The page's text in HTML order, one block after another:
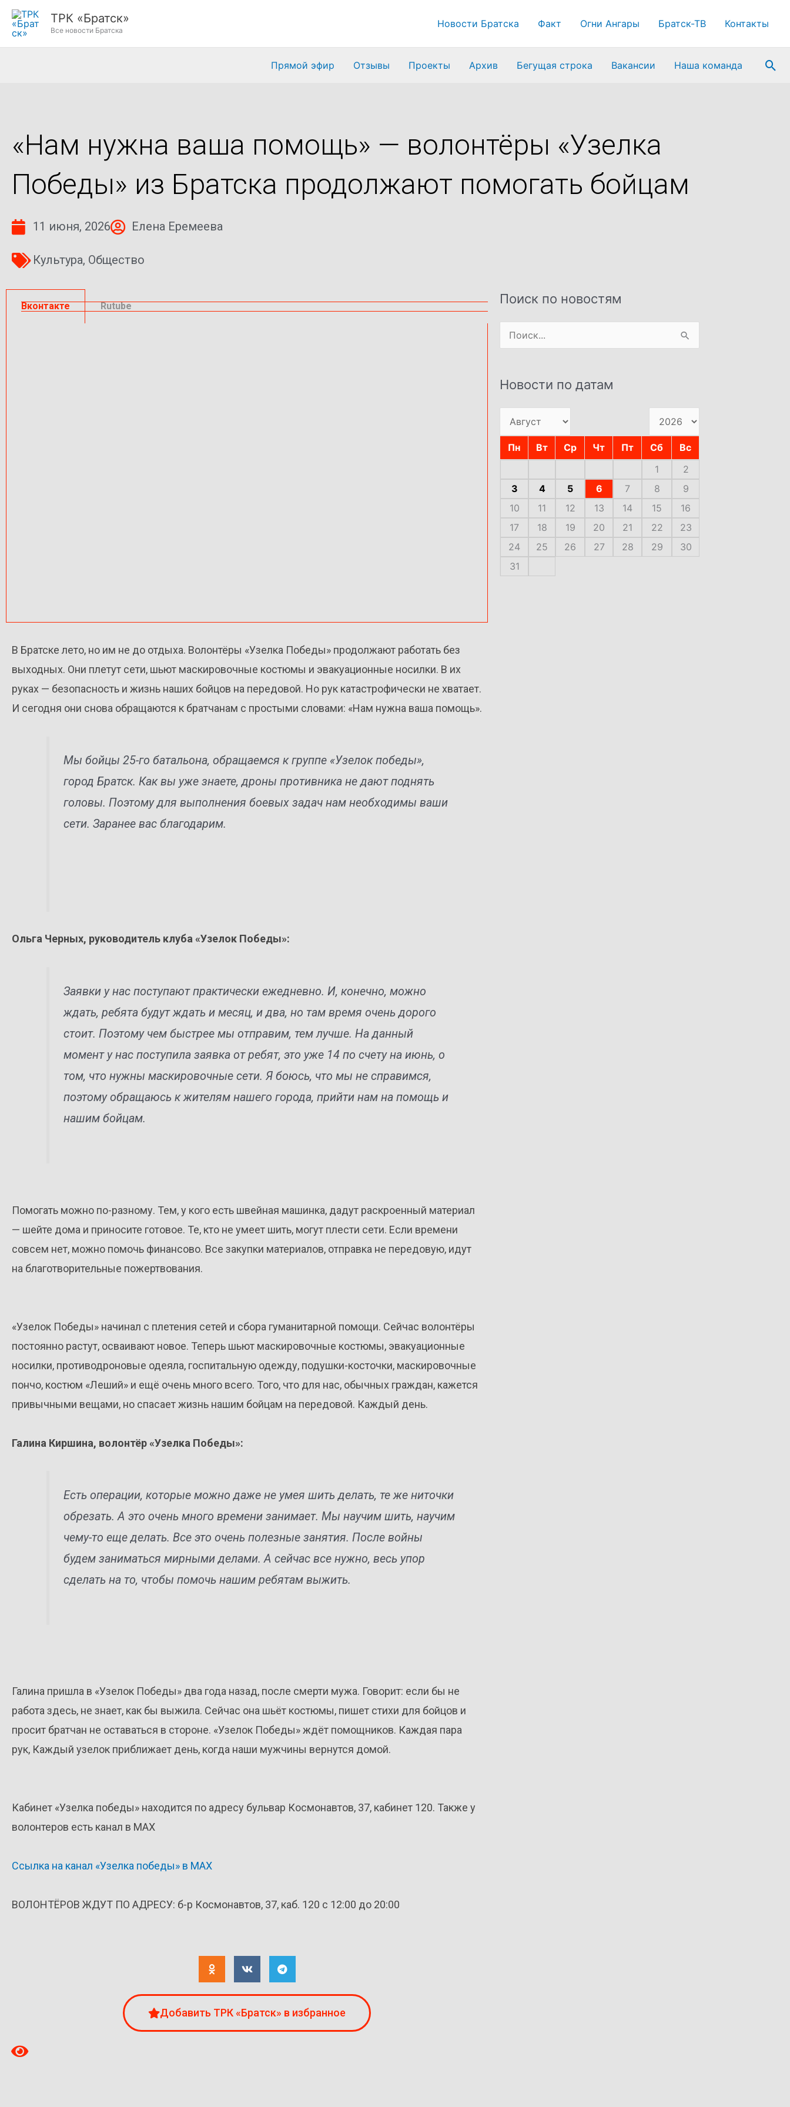
Перейти
ТРК «Братск»
Все новости Братска
Новости Братска Факт Огни Ангары Братск-ТВ Контакты
Прямой эфир Отзывы Проекты Архив Бегущая строка Вакансии Наша команда
«Нам нужна ваша помощь» — волонтёры «Узелка
Победы» из Братска продолжают помогать бойцам
11 июня, 2026 Елена Еремеева
Культура, Общество
Вконтакте Rutube
В Братске лето, но им не до отдыха. Волонтёры «Узелка Победы» продолжают работать без
выходных. Они плетут сети, шьют маскировочные костюмы и эвакуационные носилки. В их
руках — безопасность и жизнь наших бойцов на передовой. Но рук катастрофически не хватает.
И сегодня они снова обращаются к братчанам с простыми словами: «Нам нужна ваша помощь».
Мы бойцы 25-го батальона, обращаемся к группе «Узелок победы»,
город Братск. Как вы уже знаете, дроны противника не дают поднять
головы. Поэтому для выполнения боевых задач нам необходимы ваши
сети. Заранее вас благодарим.
Ольга Черных, руководитель клуба «Узелок Победы»:
Заявки у нас поступают практически ежедневно. И, конечно, можно
ждать, ребята будут ждать и месяц, и два, но там время очень дорого
стоит. Поэтому чем быстрее мы отправим, тем лучше. На данный
момент у нас поступила заявка от ребят, это уже 14 по счету на июнь, о
том, что нужны маскировочные сети. Я боюсь, что мы не справимся,
поэтому обращаюсь к жителям нашего города, прийти нам на помощь и
нашим бойцам.
Помогать можно по-разному. Тем, у кого есть швейная машинка, дадут раскроенный материал
— шейте дома и приносите готовое. Те, кто не умеет шить, могут плести сети. Если времени
совсем нет, можно помочь финансово. Все закупки материалов, отправка не передовую, идут
на благотворительные пожертвования.
«Узелок Победы» начинал с плетения сетей и сбора гуманитарной помощи. Сейчас волонтёры
постоянно растут, осваивают новое. Теперь шьют маскировочные костюмы, эвакуационные
носилки, противодроновые одеяла, госпитальную одежду, подушки-косточки, маскировочные
пончо, костюм «Леший» и ещё очень много всего. Того, что для нас, обычных граждан, кажется
привычными вещами, но спасает жизнь нашим бойцам на передовой. Каждый день.
Галина Киршина, волонтёр «Узелка Победы»:
Есть операции, которые можно даже не умея шить делать, те же ниточки
обрезать. А это очень много времени занимает. Мы научим шить, научим
чему-то еще делать. Все это очень полезные занятия. После войны
будем заниматься мирными делами. А сейчас все нужно, весь упор
сделать на то, чтобы помочь нашим ребятам выжить.
Галина пришла в «Узелок Победы» два года назад, после смерти мужа. Говорит: если бы не
работа здесь, не знает, как бы выжила. Сейчас она шьёт костюмы, пишет стихи для бойцов и
просит братчан не оставаться в стороне. «Узелок Победы» ждёт помощников. Каждая пара
рук, Каждый узелок приближает день, когда наши мужчины вернутся домой.
Кабинет «Узелка победы» находится по адресу бульвар Космонавтов, 37, кабинет 120. Также у
волонтеров есть канал в МАХ
Ссылка на канал «Узелка победы» в МАХ
ВОЛОНТЁРОВ ЖДУТ ПО АДРЕСУ: б-р Космонавтов, 37, каб. 120 с 12:00 до 20:00
Добавить ТРК «Братск» в избранное
Поиск по новостям
Поиск:
Новости по датам
Пн Вт Ср Чт Пт Сб
Вс
1
2
3
4 5 6 7 8
9
10
11 12 13 14 15
16
17
18 19 20 21 22
23
24
25 26 27 28 29
30
31